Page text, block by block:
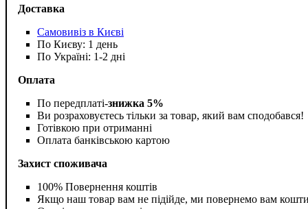
Доставка
Самовивіз в Києві
По Києву: 1 день
По Україні: 1-2 дні
Оплата
По передплаті-знижка 5%
Ви розраховуєтесь тільки за товар, який вам сподобався!
Готівкою при отриманні
Оплата банківською картою
Захист споживача
100% Повернення коштів
Якщо наш товар вам не підійде, ми повернемо вам